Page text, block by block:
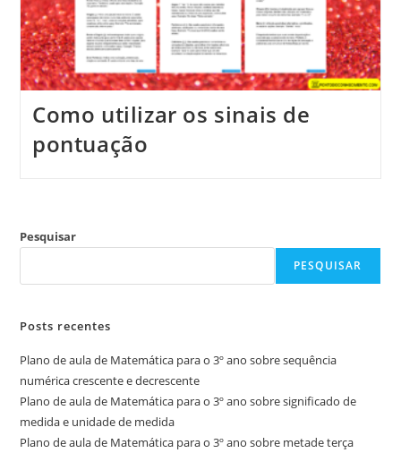
Como utilizar os sinais de
pontuação
Pesquisar
PESQUISAR
Posts recentes
Plano de aula de Matemática para o 3º ano sobre sequência
numérica crescente e decrescente
Plano de aula de Matemática para o 3º ano sobre significado de
medida e unidade de medida
Plano de aula de Matemática para o 3º ano sobre metade terça